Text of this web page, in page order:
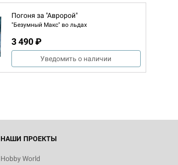
Погоня за "Авророй"
"Безумный Макс" во льдах
3 490 ₽
Уведомить о наличии
НАШИ ПРОЕКТЫ
Hobby World